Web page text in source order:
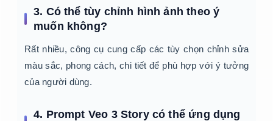
3. Có thể tùy chỉnh hình ảnh theo ý
muốn không?
Rất nhiều, công cụ cung cấp các tùy chọn chỉnh sửa
màu sắc, phong cách, chi tiết để phù hợp với ý tưởng
của người dùng.
4. Prompt Veo 3 Story có thể ứng dụng